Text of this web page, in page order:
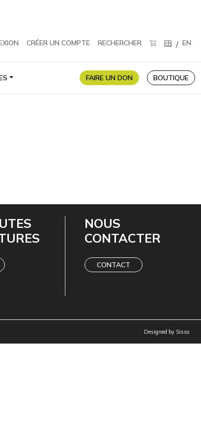
CRÉER UN COMPTE RECHERCHER FR / EN
FAIRE UN DON BOUTIQUE
NOUS
CONTACTER
CONTACT
Designed by Sisso